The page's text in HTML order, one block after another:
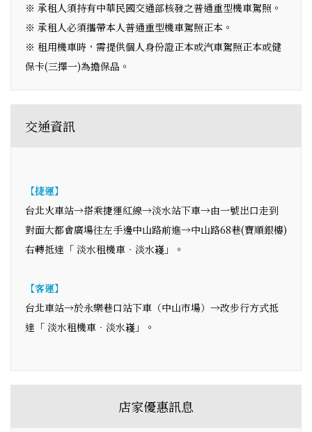
※ 承租人須持有中華民國交通部核發之普通重型機車駕照。
※ 承租人必須攜帶本人普通重型機車駕照正本。
※ 租用機車時，需提供個人身份證正本或汽車駕照正本或健
保卡(三擇一)為擔保品。
交通資訊
【捷運】
台北火車站→搭乘捷運紅線→淡水站下車→由一號出口走到
對面大都會廣場往左手邊中山路前進→中山路68巷(寶順銀樓)
右轉抵達「 淡水租機車‧淡水嶘」。
【客運】
台北車站→於永樂巷口站下車（中山市場）→改步行方式抵
達「 淡水租機車‧淡水嶘」。
店家優惠訊息